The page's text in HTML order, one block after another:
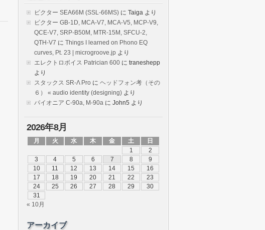
ビクター SEA66M (SSL-66MS) に Taiga より
ビクター GB-1D, MCA-V7, MCA-V5, MCP-V9,
QCE-V7, SRP-B50M, MTR-15M, SFCU-2,
QTH-V7 に Things I learned on Phono EQ
curves, Pt. 23 | microgroove.jp より
エレクトロボイス Patrician 600 に traneshepp
より
スタックス SR-Λ Pro に ヘッドフォン考（その
６） « audio identity (designing) より
パイオニア C-90a, M-90a に John5 より
2026年8月
月 火 水 木 金 土
日
1
2
3
4 5 6 7 8
9
10
11 12 13 14 15
16
17
18 19 20 21 22
23
24
25 26 27 28 29
30
31
« 10月
アーカイブ